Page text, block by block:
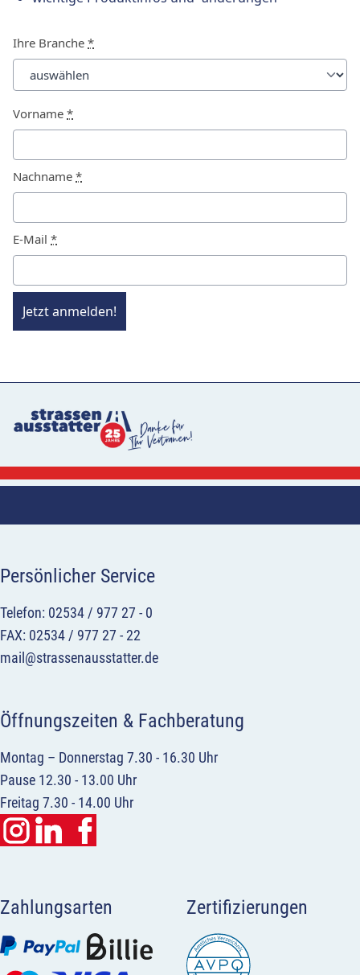
Ihre Branche *
Vorname *
Nachname *
E-Mail *
Jetzt anmelden!
Persönlicher Service
Telefon: 02534 / 977 27 - 0
FAX: 02534 / 977 27 - 22
mail@strassenausstatter.de
Öffnungszeiten & Fachberatung
Montag – Donnerstag 7.30 - 16.30 Uhr
Pause 12.30 - 13.00 Uhr
Freitag 7.30 - 14.00 Uhr
Zahlungsarten Zertifizierungen